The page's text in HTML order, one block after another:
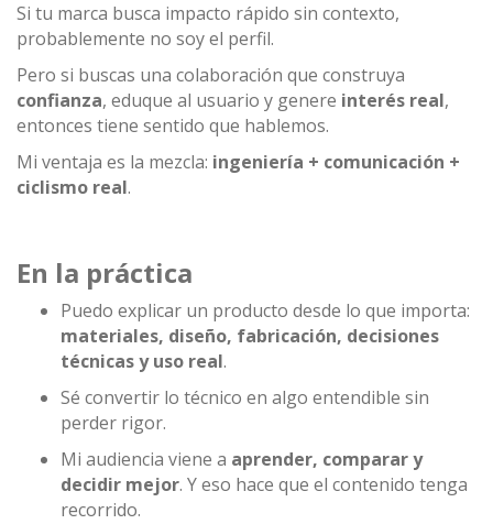
Si tu marca busca impacto rápido sin contexto,
probablemente no soy el perfil.
Pero si buscas una colaboración que construya
confianza, eduque al usuario y genere interés real,
entonces tiene sentido que hablemos.
Mi ventaja es la mezcla: ingeniería + comunicación +
ciclismo real.
En la práctica
Puedo explicar un producto desde lo que importa:
materiales, diseño, fabricación, decisiones
técnicas y uso real.
Sé convertir lo técnico en algo entendible sin
perder rigor.
Mi audiencia viene a aprender, comparar y
decidir mejor. Y eso hace que el contenido tenga
recorrido.